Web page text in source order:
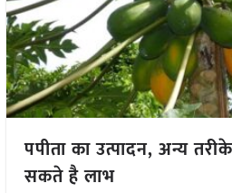
पपीता का उत्पादन, अन्य
सकते है लाभ